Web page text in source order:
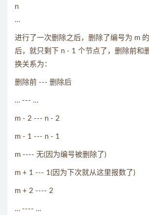
n
…
进行了一次删除之后，删除了编号为 m
后，就只剩下 n - 1 个节点了，删除前和
换关系为：
删除前 --- 删除后
… --- …
m - 2 --- n - 2
m - 1 --- n - 1
m ---- 无(因为编号被删除了)
m + 1 --- 1(因为下次就从这里报数了)
m + 2 ---- 2
… ---- …